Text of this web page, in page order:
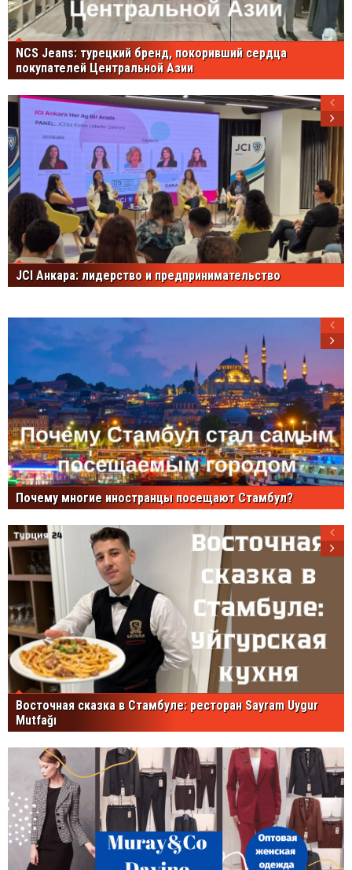
NCS Jeans: турецкий бренд, покоривший сердца
покупателей Центральной Азии
JCI Анкара: лидерство и предпринимательство
Почему многие иностранцы посещают Стамбул?
Восточная сказка в Стамбуле: ресторан Sayram Uygur
Mutfağı